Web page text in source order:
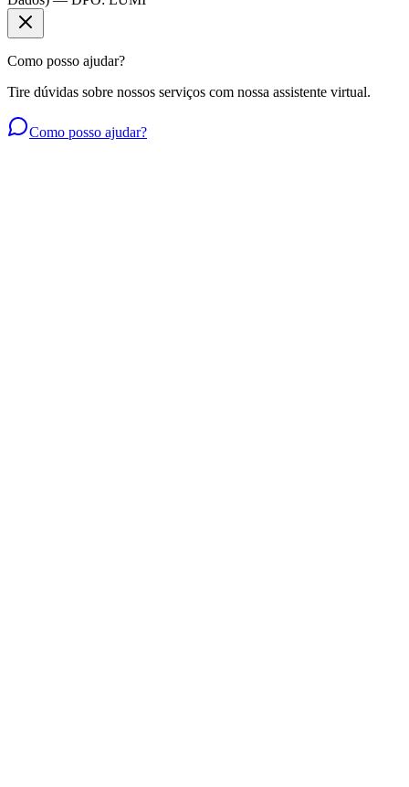
Como posso ajudar?
Tire dúvidas sobre nossos serviços com nossa assistente virtual.
Como posso ajudar?